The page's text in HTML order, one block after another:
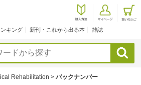
ンキング 新刊・これから出る本 雑誌
検索
Rehabilitation > バックナンバー